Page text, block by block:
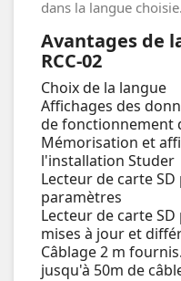
dans la langue choisie.
Avantages de
RCC-02
Choix de la langue
Affichages des
de fonctionnement
Mémorisation et
l'installation Studer
Lecteur de carte
paramètres
Lecteur de carte
mises à jour et
Câblage 2 m
jusqu'à 50m de